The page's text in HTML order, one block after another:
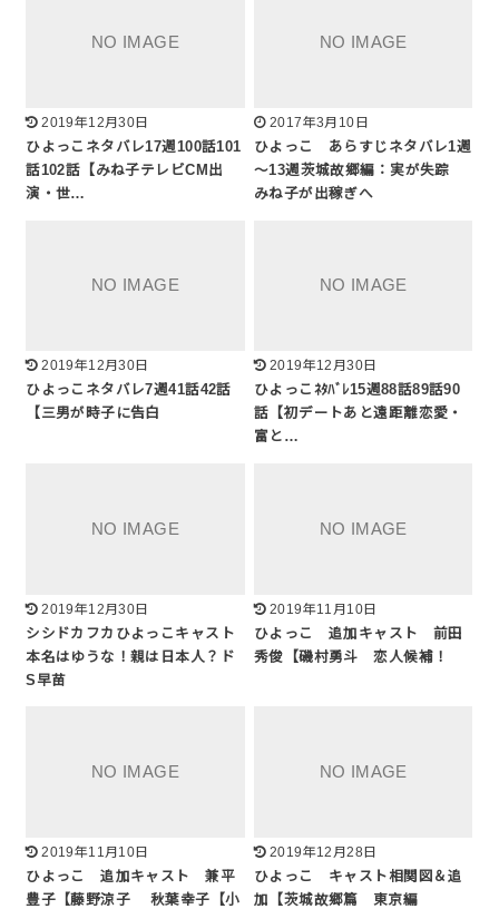
2019年12月30日
ひよっこネタバレ17週100話101
話102話【みね子テレビCM出
演・世…
2017年3月10日
ひよっこ あらすじネタバレ1週
～13週茨城故郷編：実が失踪
みね子が出稼ぎへ
2019年12月30日
ひよっこネタバレ7週41話42話
【三男が時子に告白
2019年12月30日
ひよっこﾈﾀﾊﾞﾚ15週88話89話90
話【初デートあと遠距離恋愛・
富と…
2019年12月30日
シシドカフカひよっこキャスト
本名はゆうな！親は日本人？ド
S早苗
2019年11月10日
ひよっこ 追加キャスト 前田
秀俊【磯村勇斗 恋人候補！
2019年11月10日
ひよっこ 追加キャスト 兼平
豊子【藤野涼子 秋葉幸子【小
2019年12月28日
ひよっこ キャスト相関図＆追
加【茨城故郷篇 東京編